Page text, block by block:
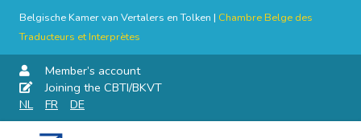
Belgische Kamer van Vertalers en Tolken | Chambre Belge des
Traducteurs et Interprètes
Member’s account
Joining the CBTI/BKVT
NL
FR DE